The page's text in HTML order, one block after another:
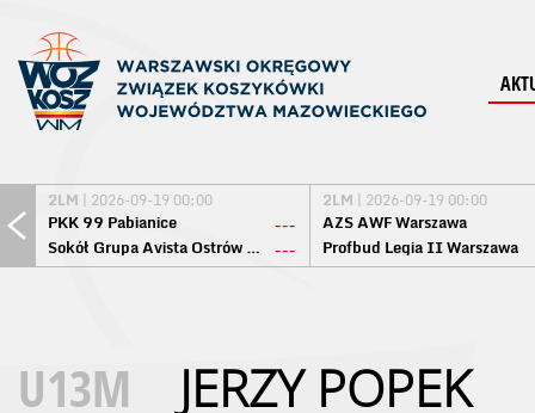
2LM | 2026-09-19 00:00
PKK 99 Pabianice
---
Sokół Grupa Avista Ostrów Maz. ---
2LM | 2026-09-19 00:00
AZS AWF Warszawa
Profbud Legia II Warszawa
U13M JERZY POPEK